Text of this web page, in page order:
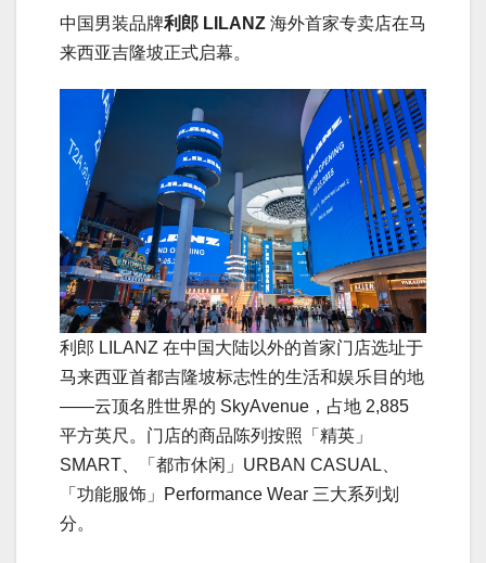
中国男装品牌利郎 LILANZ 海外首家专卖店在马
来西亚吉隆坡正式启幕。
利郎 LILANZ 在中国大陆以外的首家门店选址于
马来西亚首都吉隆坡标志性的生活和娱乐目的地
——云顶名胜世界的 SkyAvenue，占地 2,885
平方英尺。门店的商品陈列按照「精英」
SMART、「都市休闲」URBAN CASUAL、
「功能服饰」Performance Wear 三大系列划
分。